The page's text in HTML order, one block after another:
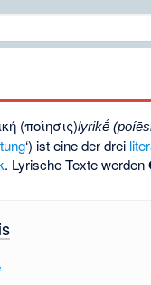
(ποίησις)lyrikḗ
‘) ist eine der drei
. Lyrische Texte werden